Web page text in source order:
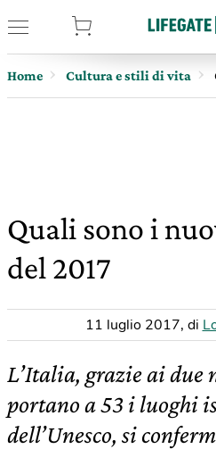
Home Cultura e stili di vita
Quali sono i
del 2017
11 luglio 2017, di
L’Italia, grazie ai due
portano a 53 i luoghi
dell’Unesco, si